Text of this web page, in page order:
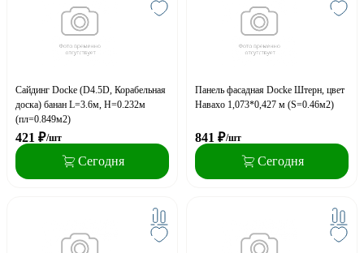
Сайдинг Docke (D4.5D, Корабельная
доска) банан L=3.6м, H=0.232м
(пл=0.849м2)
421 ₽/шт
Сегодня
Панель фасадная Docke Штерн, цвет
Навахо 1,073*0,427 м (S=0.46м2)
841 ₽/шт
Сегодня